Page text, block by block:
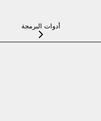
أدوات البرمجة